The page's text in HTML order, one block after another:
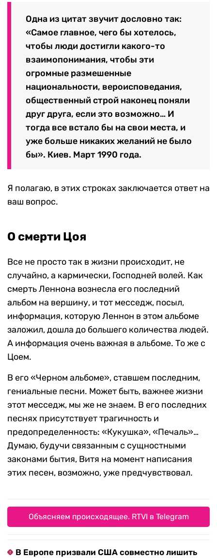
Одна из цитат звучит дословно так:
«Самое главное, чего бы хотелось,
чтобы люди достигли какого-то
взаимопонимания, чтобы эти
огромные размешенные
национальности, вероисповедания,
общественный строй наконец поняли
друг друга, если это возможно… И
тогда все встало бы на свои места, и
уже больше никаких желаний не было
бы». Киев. Март 1990 года.
Я полагаю, в этих строках заключается ответ на
ваш вопрос.
О смерти Цоя
Все не просто так в жизни происходит, не
случайно, а кармически, Господней волей. Как
смерть Леннона вознесла его последний
альбом на вершину, и тот месседж, посыл,
информация, которую Леннон в этом альбоме
заложил, дошла до большего количества людей.
А информация очень важная в альбоме. То же с
Цоем.
В его «Черном альбоме», ставшем последним,
гениальные песни. Может быть, важнее жизни
этот месседж, мы же не знаем. В его последних
песнях присутствует трагичность и
предопределенность: «Кукушка», «Печаль»…
Думаю, будучи связанным с сущностными
законами бытия, Витя на момент написания
этих песен, возможно, уже предчувствовал.
Объясняем происходящее. RTVI в Telegram
В Европе призвали США совместно лишить